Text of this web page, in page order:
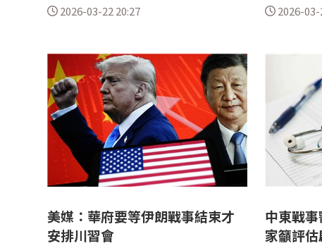
2026-03-22 20:27 2026-03-
美媒：華府要等伊朗戰事結束才
安排川習會
中東戰
家籲評